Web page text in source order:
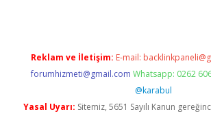
Reklam ve İletişim: E-mail:
forumhizmeti@gmail.com Whatsapp: 0262
@karabul
Yasal Uyarı: Sitemiz, 5651 Sayılı Kanun